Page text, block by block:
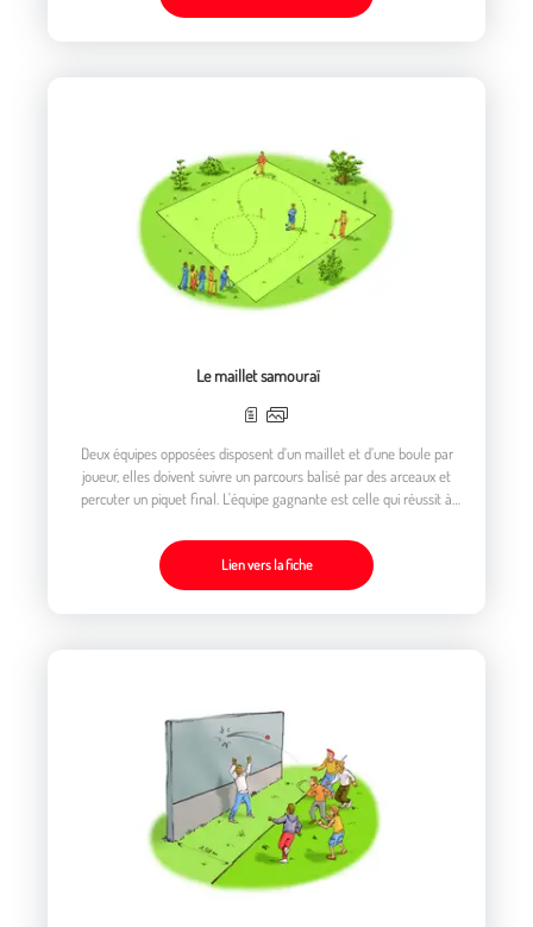
Le maillet samouraï
Deux équipes opposées disposent d’un maillet et d’une boule par
joueur, elles doivent suivre un parcours balisé par des arceaux et
percuter un piquet final. L'équipe gagnante est celle qui réussit à
Lien vers la fiche